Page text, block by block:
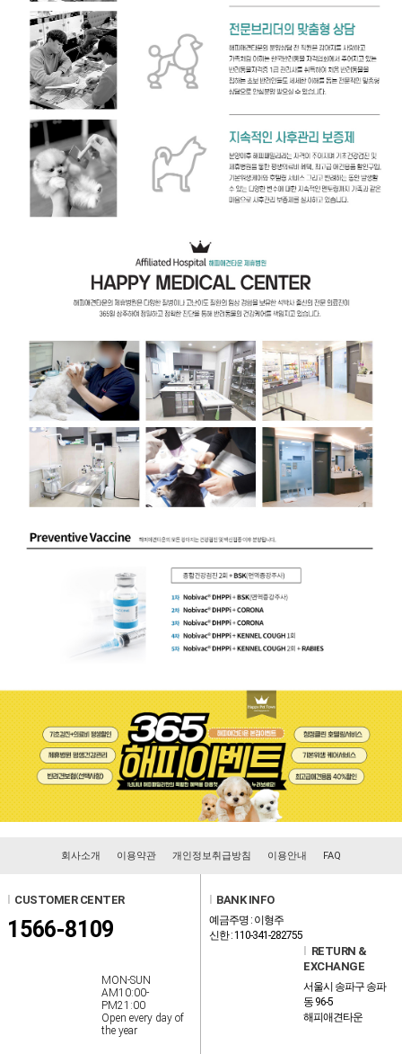
회사소개 이용약관 개인정보취급방침 이용안내 FAQ
l CUSTOMER CENTER
1566-8109
MON-SUN
AM10:00-
PM21:00
Open every day of
the year
l BANK INFO
예금주명 : 이형주
신한 : 110-341-282755
l RETURN &
EXCHANGE
서울시 송파구 송파
동 96-5
해피애견타운